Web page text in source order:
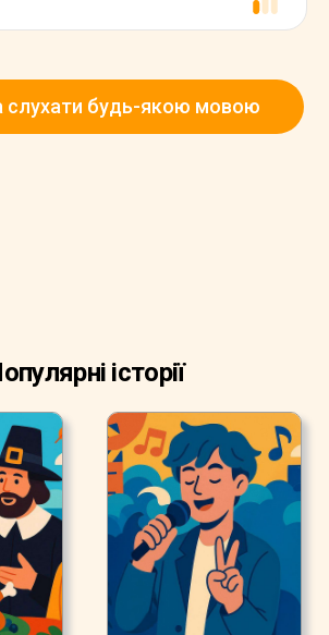
слухати будь-якою мовою
історії